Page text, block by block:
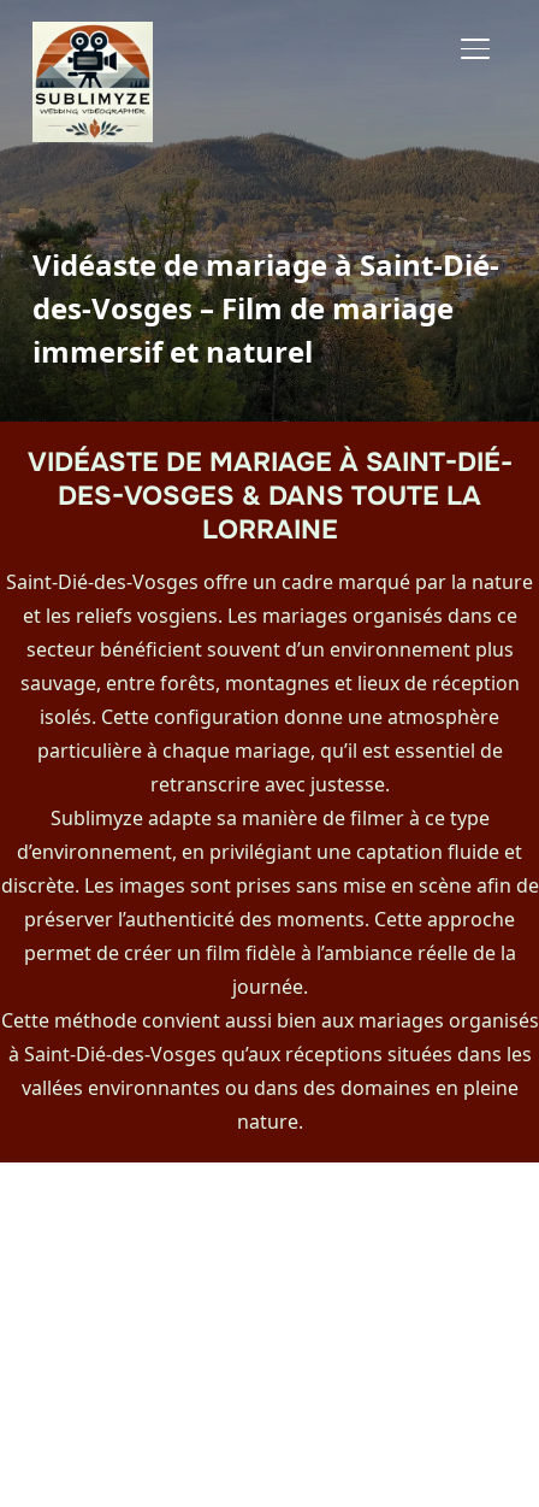
Vidéaste de mariage à Saint-Dié-
des-Vosges – Film de mariage
immersif et naturel
VIDÉASTE DE MARIAGE À SAINT-DIÉ-
DES-VOSGES & DANS TOUTE LA
LORRAINE
Saint-Dié-des-Vosges offre un cadre marqué par la nature
et les reliefs vosgiens. Les mariages organisés dans ce
secteur bénéficient souvent d’un environnement plus
sauvage, entre forêts, montagnes et lieux de réception
isolés. Cette configuration donne une atmosphère
particulière à chaque mariage, qu’il est essentiel de
retranscrire avec justesse.
Sublimyze adapte sa manière de filmer à ce type
d’environnement, en privilégiant une captation fluide et
discrète. Les images sont prises sans mise en scène afin de
préserver l’authenticité des moments. Cette approche
permet de créer un film fidèle à l’ambiance réelle de la
journée.
Cette méthode convient aussi bien aux mariages organisés
à Saint-Dié-des-Vosges qu’aux réceptions situées dans les
vallées environnantes ou dans des domaines en pleine
nature.